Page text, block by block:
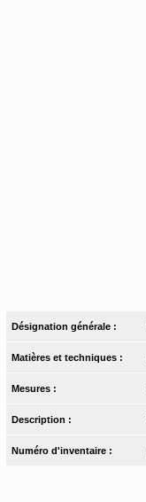
Désignation générale :
Matières et techniques :
Mesures :
Description :
Numéro d'inventaire :